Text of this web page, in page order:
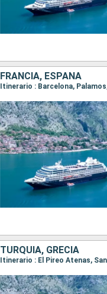
FRANCIA, ESPAÑA
Itinerario : Barcelona,
TURQUÍA, GRECIA
Itinerario : El Pireo Atenas,